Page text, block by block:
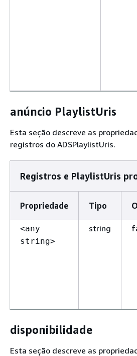
anúncio PlaylistUris
Esta seção descreve as
registros do ADSPlaylistUris.
Registros e PlaylistUris
Propriedade Tipo
<any
string>
string
disponibilidade
Esta seção descreve as